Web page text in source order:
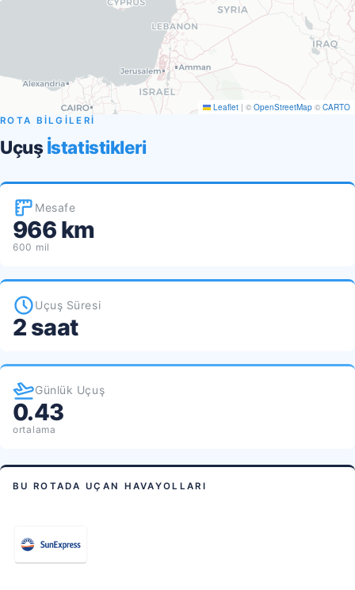
Leaflet | © OpenStreetMap © CARTO
ROTA BİLGİLERİ
Uçuş İstatistikleri
Mesafe
966 km
600 mil
Uçuş Süresi
2 saat
Günlük Uçuş
0.43
ortalama
BU ROTADA UÇAN HAVAYOLLARI